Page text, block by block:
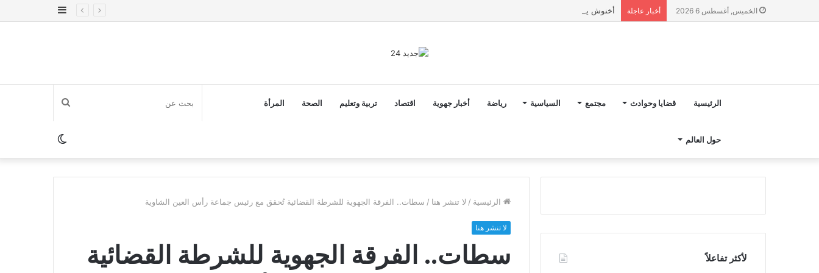
الخميس, أغسطس 6 2026 أخبار عاجلة أخنوش يؤكد في المذكرة التوجيهية حول ميزانية 2027 أن ثوابت العدالة الاجتماعية والمجالية خيار استراتيجي للبلاد
إضافة
الرئيسية قضايا وحوادث مجتمع السياسية رياضة أخبار جهوية اقتصاد تربية وتعليم الصحة المرأة
حول العالم
بحث
عنالوضع
المظلم
الرئيسية / لا تنشر هنا / سطات.. الفرقة الجهوية للشرطة القضائية تُحقق مع رئيس جماعة رأس العين الشاوية
لا تنشر هنا
سطات.. الفرقة الجهوية للشرطة القضائية
لأكثر تفاعلاً